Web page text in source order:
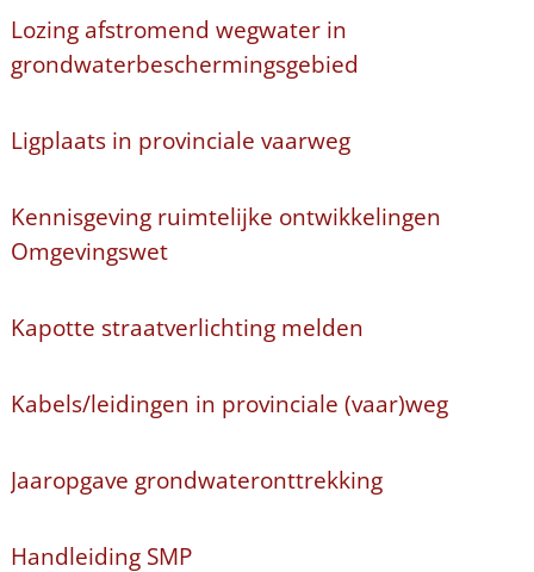
Lozing afstromend wegwater in
grondwaterbeschermingsgebied
Ligplaats in provinciale vaarweg
Kennisgeving ruimtelijke ontwikkelingen
Omgevingswet
Kapotte straatverlichting melden
Kabels/leidingen in provinciale (vaar)weg
Jaaropgave grondwateronttrekking
Handleiding SMP